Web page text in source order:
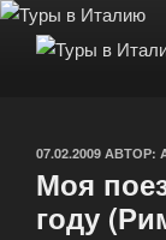
Перейти
ОПУБЛИКОВАНО
07.02.2009 АВТОР:
Моя
году